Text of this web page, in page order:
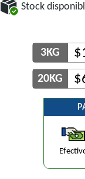
Stock
3KG $
20KG $